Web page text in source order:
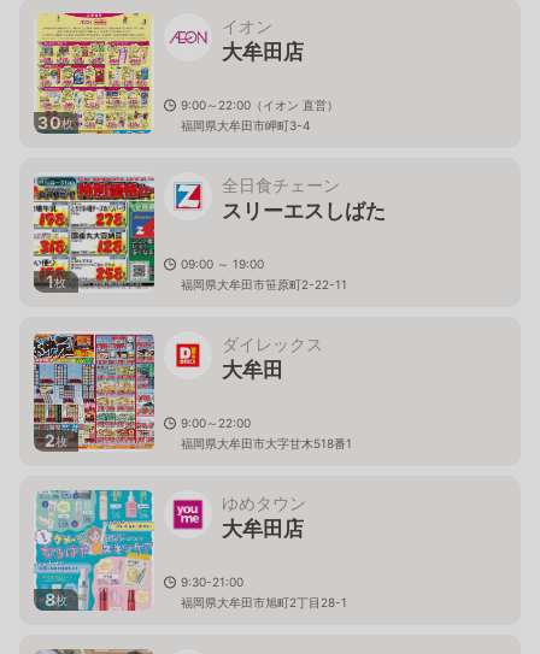
30枚
イオン
大牟田店
9:00～22:00（イオン 直営）
福岡県大牟田市岬町3-4
1枚
全日食チェーン
スリーエスしばた
09:00 ～ 19:00
福岡県大牟田市笹原町2-22-11
2枚
ダイレックス
大牟田
9:00～22:00
福岡県大牟田市大字甘木518番1
8枚
ゆめタウン
大牟田店
9:30-21:00
福岡県大牟田市旭町2丁目28-1